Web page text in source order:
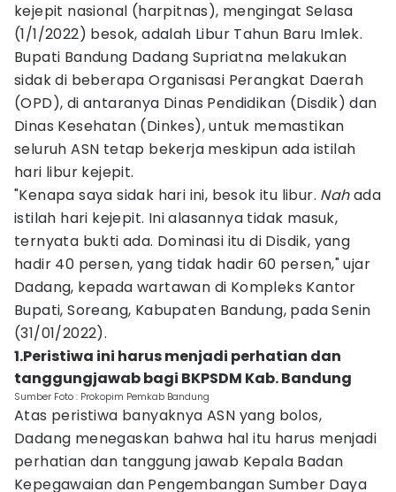
kejepit nasional (harpitnas), mengingat Selasa
(1/1/2022) besok, adalah Libur Tahun Baru Imlek.
Bupati Bandung Dadang Supriatna melakukan
sidak di beberapa Organisasi Perangkat Daerah
(OPD), di antaranya Dinas Pendidikan (Disdik) dan
Dinas Kesehatan (Dinkes), untuk memastikan
seluruh ASN tetap bekerja meskipun ada istilah
hari libur kejepit.
"Kenapa saya sidak hari ini, besok itu libur. Nahada
istilah hari kejepit. Ini alasannya tidak masuk,
ternyata bukti ada. Dominasi itu di Disdik, yang
hadir 40 persen, yang tidak hadir 60 persen," ujar
Dadang, kepada wartawan di Kompleks Kantor
Bupati, Soreang, Kabupaten Bandung, pada Senin
(31/01/2022).
1.Peristiwa ini harus menjadi perhatian dan
tanggungjawab bagi BKPSDM Kab. Bandung
Sumber Foto : Prokopim Pemkab Bandung
Atas peristiwa banyaknya ASN yang bolos,
Dadang menegaskan bahwa hal itu harus menjadi
perhatian dan tanggung jawab Kepala Badan
Kepegawaian dan Pengembangan Sumber Daya